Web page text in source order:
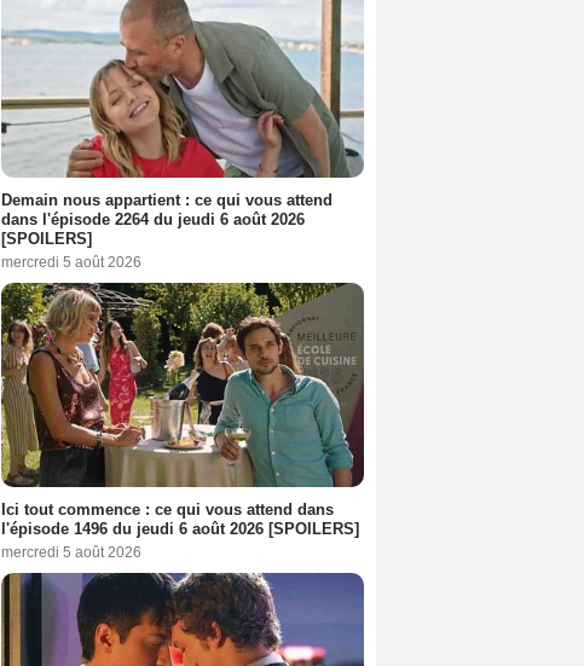
Demain nous appartient : ce qui vous attend
dans l'épisode 2264 du jeudi 6 août 2026
[SPOILERS]
mercredi 5 août 2026
Ici tout commence : ce qui vous attend dans
l'épisode 1496 du jeudi 6 août 2026 [SPOILERS]
mercredi 5 août 2026